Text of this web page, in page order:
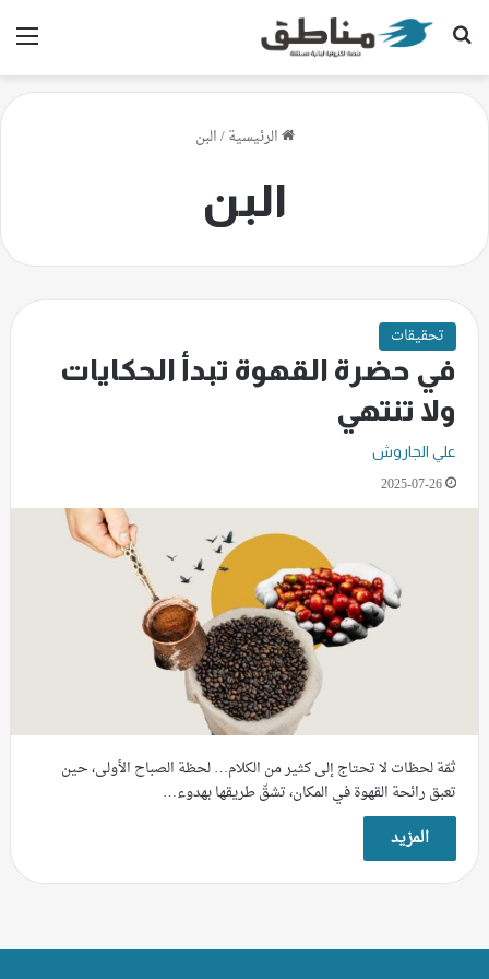
بحث عن
الرئيسية/البن
البن
تحقيقات
في حضرة القهوة تبدأ الحكايات
ولا تنتهي
علي الجاروش
2025-07-26
ثمّة لحظات لا تحتاج إلى كثير من الكلام… لحظة الصباح الأولى، حين
تعبق رائحة القهوة في المكان، تشقّ طريقها بهدوء…
المزيد